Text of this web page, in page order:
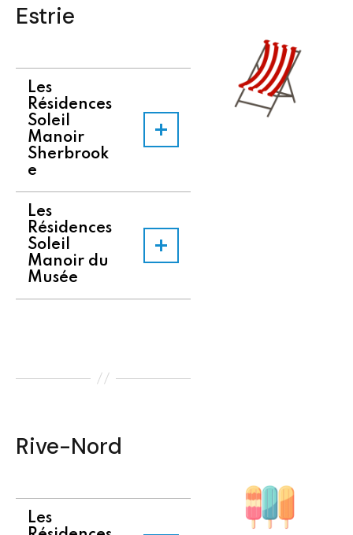
Estrie
Les
Résidences
Soleil
Manoir
Sherbrook
e
Les
Résidences
Soleil
Manoir du
Musée
Rive-Nord
Les